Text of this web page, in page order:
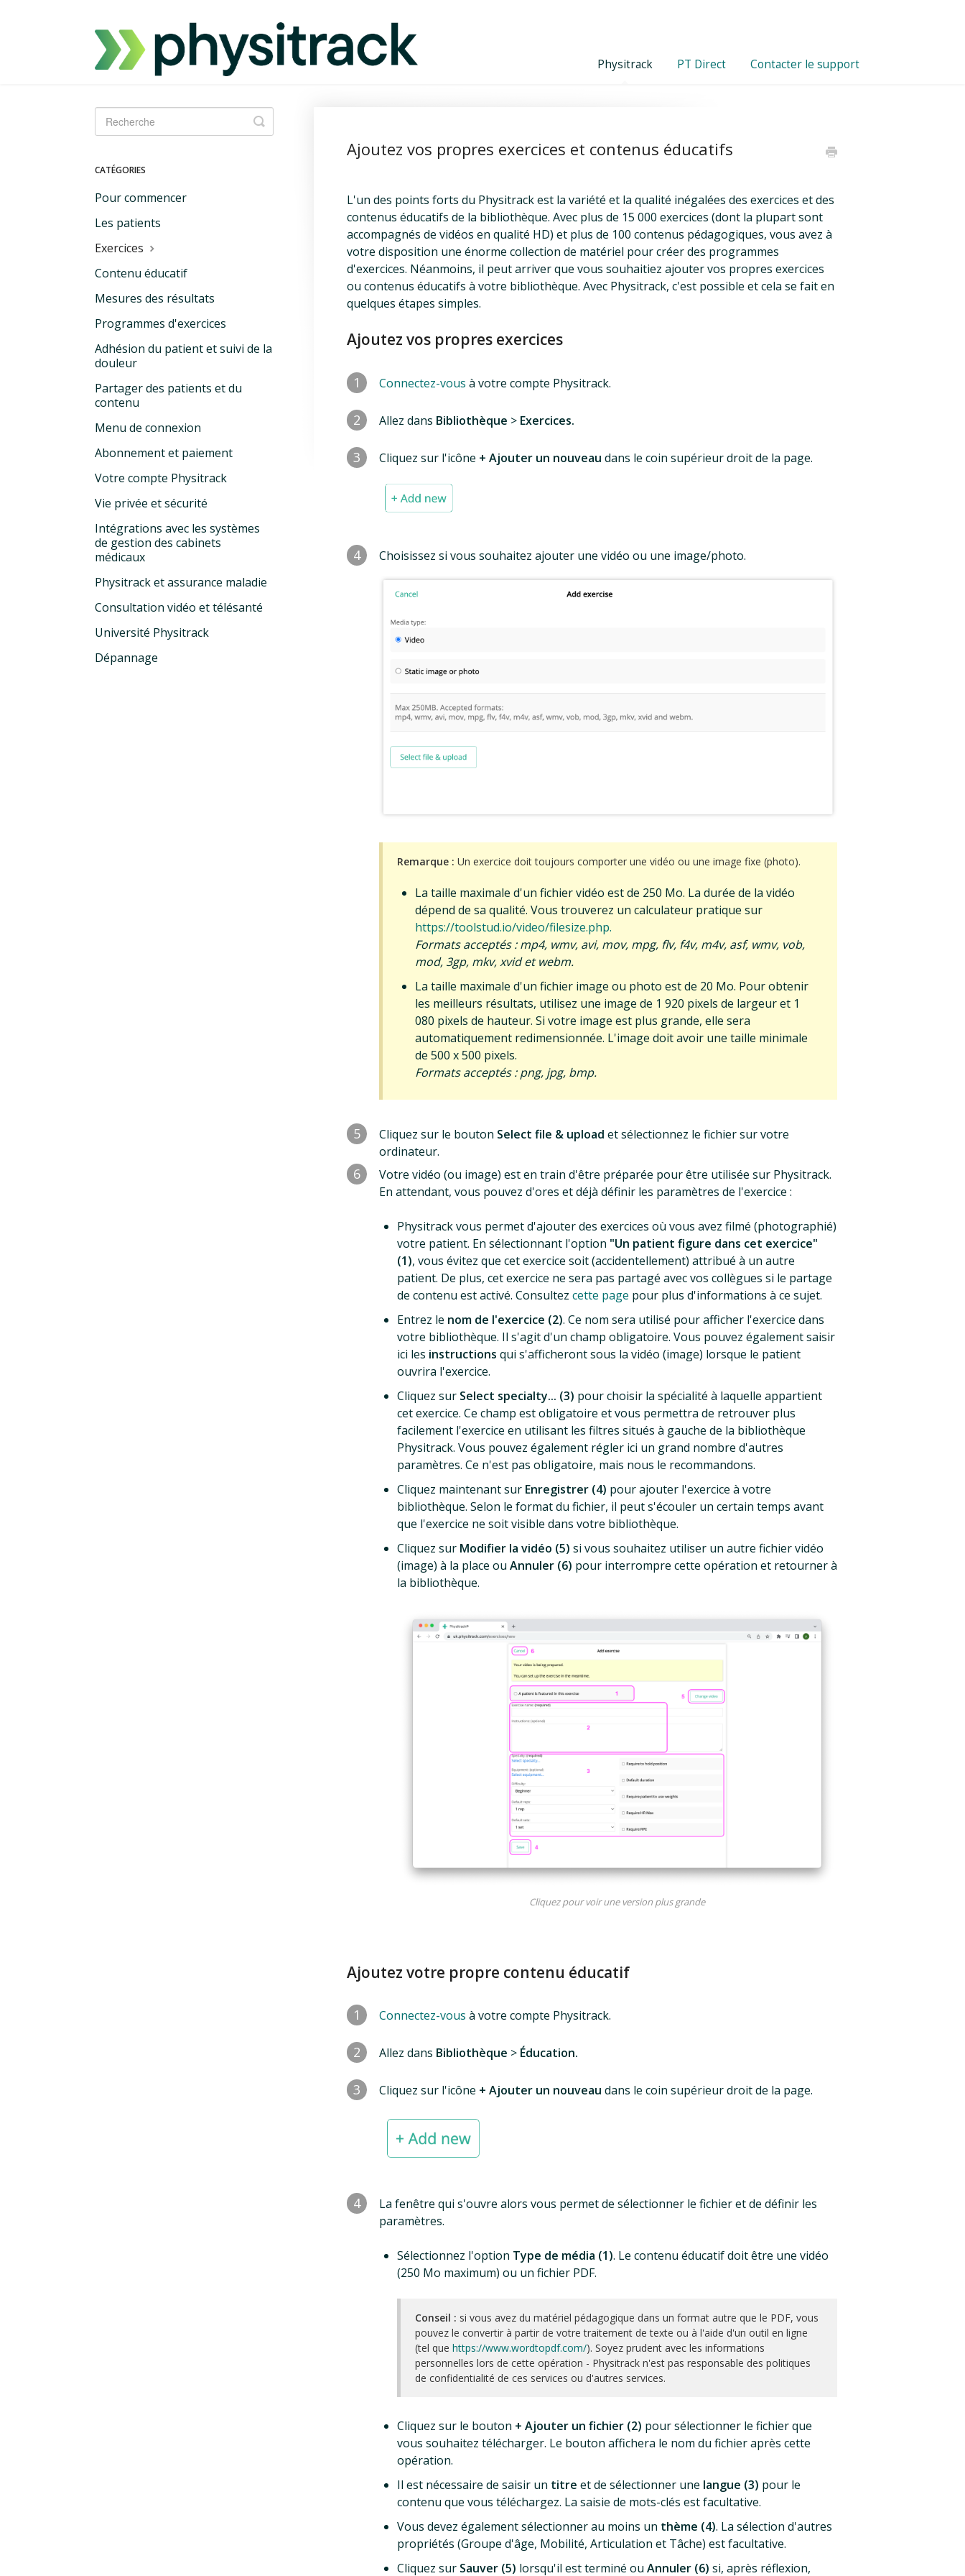
Physitrack PT Direct Contacter le support
Ajoutez vos propres exercices et contenus éducatifs
L'un des points forts du Physitrack est la variété et la qualité inégalées des exercices et des
contenus éducatifs de la bibliothèque. Avec plus de 15 000 exercices (dont la plupart sont
accompagnés de vidéos en qualité HD) et plus de 100 contenus pédagogiques, vous avez à
votre disposition une énorme collection de matériel pour créer des programmes
d'exercices. Néanmoins, il peut arriver que vous souhaitiez ajouter vos propres exercices
ou contenus éducatifs à votre bibliothèque. Avec Physitrack, c'est possible et cela se fait en
quelques étapes simples.
Ajoutez vos propres exercices
1 Connectez-vous à votre compte Physitrack.
2 Allez dans Bibliothèque > Exercices.
3 Cliquez sur l'icône + Ajouter un nouveau dans le coin supérieur droit de la page.
4 Choisissez si vous souhaitez ajouter une vidéo ou une image/photo.
Remarque : Un exercice doit toujours comporter une vidéo ou une image fixe (photo).
La taille maximale d'un fichier vidéo est de 250 Mo. La durée de la vidéo
dépend de sa qualité. Vous trouverez un calculateur pratique sur
https://toolstud.io/video/filesize.php.
Formats acceptés : mp4, wmv, avi, mov, mpg, flv, f4v, m4v, asf, wmv, vob,
mod, 3gp, mkv, xvid et webm.
La taille maximale d'un fichier image ou photo est de 20 Mo. Pour obtenir
les meilleurs résultats, utilisez une image de 1 920 pixels de largeur et 1
080 pixels de hauteur. Si votre image est plus grande, elle sera
automatiquement redimensionnée. L'image doit avoir une taille minimale
de 500 x 500 pixels.
Formats acceptés : png, jpg, bmp.
5 Cliquez sur le bouton Select file & upload et sélectionnez le fichier sur votre
ordinateur.
6
Votre vidéo (ou image) est en train d'être préparée pour être utilisée sur Physitrack.
En attendant, vous pouvez d'ores et déjà définir les paramètres de l'exercice :
Physitrack vous permet d'ajouter des exercices où vous avez filmé (photographié)
votre patient. En sélectionnant l'option "Un patient figure dans cet exercice"
(1), vous évitez que cet exercice soit (accidentellement) attribué à un autre
patient. De plus, cet exercice ne sera pas partagé avec vos collègues si le partage
de contenu est activé. Consultez cette page pour plus d'informations à ce sujet.
Entrez le nom de l'exercice (2). Ce nom sera utilisé pour afficher l'exercice dans
votre bibliothèque. Il s'agit d'un champ obligatoire. Vous pouvez également saisir
ici les instructions qui s'afficheront sous la vidéo (image) lorsque le patient
ouvrira l'exercice.
Cliquez sur Select specialty... (3) pour choisir la spécialité à laquelle appartient
cet exercice. Ce champ est obligatoire et vous permettra de retrouver plus
facilement l'exercice en utilisant les filtres situés à gauche de la bibliothèque
Physitrack. Vous pouvez également régler ici un grand nombre d'autres
paramètres. Ce n'est pas obligatoire, mais nous le recommandons.
Cliquez maintenant sur Enregistrer (4) pour ajouter l'exercice à votre
bibliothèque. Selon le format du fichier, il peut s'écouler un certain temps avant
que l'exercice ne soit visible dans votre bibliothèque.
Cliquez sur Modifier la vidéo (5) si vous souhaitez utiliser un autre fichier vidéo
(image) à la place ou Annuler (6) pour interrompre cette opération et retourner à
la bibliothèque.
Cliquez pour voir une version plus grande
Ajoutez votre propre contenu éducatif
1 Connectez-vous à votre compte Physitrack.
2 Allez dans Bibliothèque > Éducation.
3 Cliquez sur l'icône + Ajouter un nouveau dans le coin supérieur droit de la page.
4
La fenêtre qui s'ouvre alors vous permet de sélectionner le fichier et de définir les
paramètres.
Sélectionnez l'option Type de média (1). Le contenu éducatif doit être une vidéo
(250 Mo maximum) ou un fichier PDF.
Conseil : si vous avez du matériel pédagogique dans un format autre que le PDF, vous
pouvez le convertir à partir de votre traitement de texte ou à l'aide d'un outil en ligne
(tel que https://www.wordtopdf.com/). Soyez prudent avec les informations
personnelles lors de cette opération - Physitrack n'est pas responsable des politiques
de confidentialité de ces services ou d'autres services.
Cliquez sur le bouton + Ajouter un fichier (2) pour sélectionner le fichier que
vous souhaitez télécharger. Le bouton affichera le nom du fichier après cette
opération.
Il est nécessaire de saisir un titre et de sélectionner une langue (3) pour le
contenu que vous téléchargez. La saisie de mots-clés est facultative.
Vous devez également sélectionner au moins un thème (4). La sélection d'autres
propriétés (Groupe d'âge, Mobilité, Articulation et Tâche) est facultative.
Cliquez sur Sauver (5) lorsqu'il est terminé ou Annuler (6) si, après réflexion,
Toggle
Search
CATÉGORIES
Pour commencer
Les patients
Exercices
Contenu éducatif
Mesures des résultats
Programmes d'exercices
Adhésion du patient et suivi de la
douleur
Partager des patients et du
contenu
Menu de connexion
Abonnement et paiement
Votre compte Physitrack
Vie privée et sécurité
Intégrations avec les systèmes
de gestion des cabinets
médicaux
Physitrack et assurance maladie
Consultation vidéo et télésanté
Université Physitrack
Dépannage